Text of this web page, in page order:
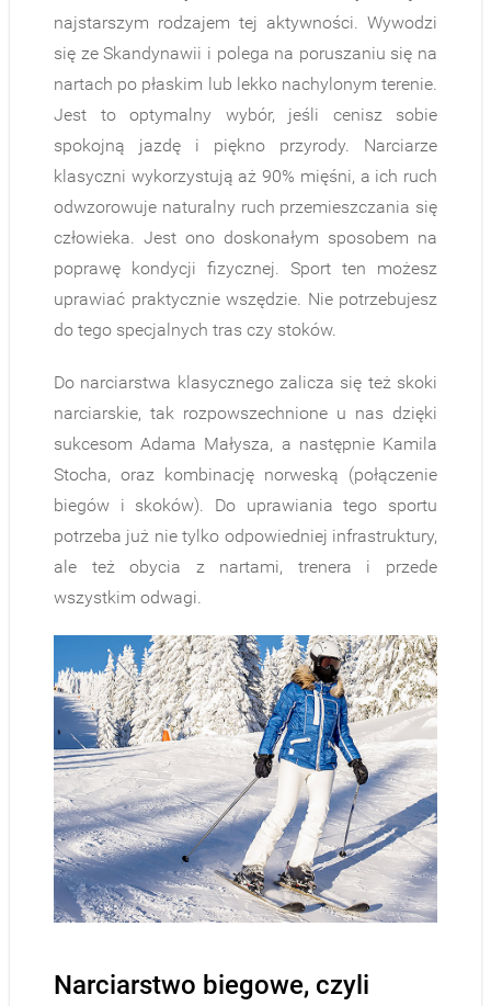
najstarszym rodzajem tej aktywności. Wywodzi
się ze Skandynawii i polega na poruszaniu się na
nartach po płaskim lub lekko nachylonym terenie.
Jest to optymalny wybór, jeśli cenisz sobie
spokojną jazdę i piękno przyrody. Narciarze
klasyczni wykorzystują aż 90% mięśni, a ich ruch
odwzorowuje naturalny ruch przemieszczania się
człowieka. Jest ono doskonałym sposobem na
poprawę kondycji fizycznej. Sport ten możesz
uprawiać praktycznie wszędzie. Nie potrzebujesz
do tego specjalnych tras czy stoków.
Do narciarstwa klasycznego zalicza się też skoki
narciarskie, tak rozpowszechnione u nas dzięki
sukcesom Adama Małysza, a następnie Kamila
Stocha, oraz kombinację norweską (połączenie
biegów i skoków). Do uprawiania tego sportu
potrzeba już nie tylko odpowiedniej infrastruktury,
ale też obycia z nartami, trenera i przede
wszystkim odwagi.
Narciarstwo biegowe, czyli